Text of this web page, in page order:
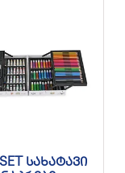
სახატავი